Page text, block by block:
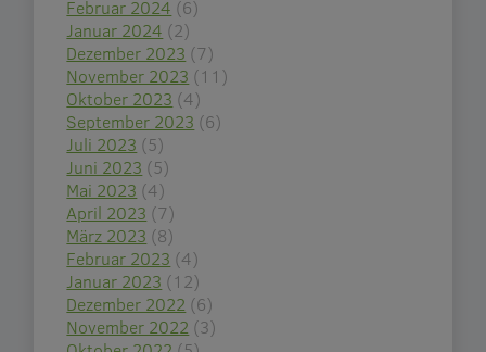
Februar 2024 (6)
Januar 2024 (2)
Dezember 2023 (7)
November 2023 (11)
Oktober 2023 (4)
September 2023 (6)
Juli 2023 (5)
Juni 2023 (5)
Mai 2023 (4)
April 2023 (7)
März 2023 (8)
Februar 2023 (4)
Januar 2023 (12)
Dezember 2022 (6)
November 2022 (3)